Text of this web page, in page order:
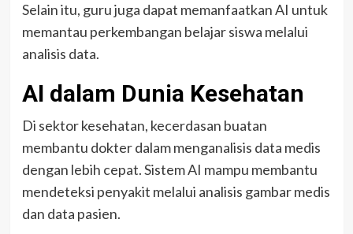
Selain itu, guru juga dapat memanfaatkan AI untuk
memantau perkembangan belajar siswa melalui
analisis data.
AI dalam Dunia Kesehatan
Di sektor kesehatan, kecerdasan buatan
membantu dokter dalam menganalisis data medis
dengan lebih cepat. Sistem AI mampu membantu
mendeteksi penyakit melalui analisis gambar medis
dan data pasien.